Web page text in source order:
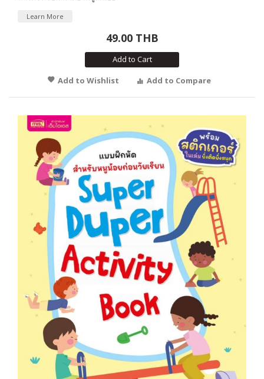
Learn More
49.00 THB
Add to Cart
Add to Wishlist
Add to Compare